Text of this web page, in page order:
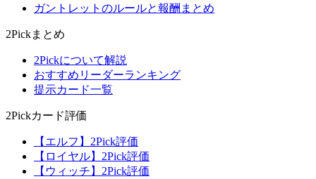
ガントレットのルールと報酬まとめ
2Pickまとめ
2Pickについて解説
おすすめリーダーランキング
提示カード一覧
2Pickカード評価
【エルフ】2Pick評価
【ロイヤル】2Pick評価
【ウィッチ】2Pick評価